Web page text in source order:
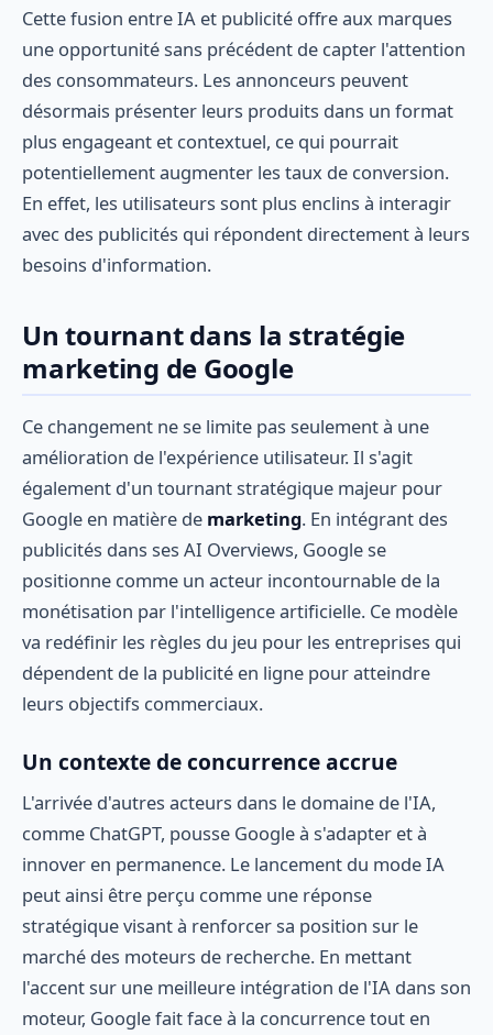
Cette fusion entre IA et publicité offre aux marques
une opportunité sans précédent de capter l'attention
des consommateurs. Les annonceurs peuvent
désormais présenter leurs produits dans un format
plus engageant et contextuel, ce qui pourrait
potentiellement augmenter les taux de conversion.
En effet, les utilisateurs sont plus enclins à interagir
avec des publicités qui répondent directement à leurs
besoins d'information.
Un tournant dans la stratégie
marketing de Google
Ce changement ne se limite pas seulement à une
amélioration de l'expérience utilisateur. Il s'agit
également d'un tournant stratégique majeur pour
Google en matière de marketing. En intégrant des
publicités dans ses AI Overviews, Google se
positionne comme un acteur incontournable de la
monétisation par l'intelligence artificielle. Ce modèle
va redéfinir les règles du jeu pour les entreprises qui
dépendent de la publicité en ligne pour atteindre
leurs objectifs commerciaux.
Un contexte de concurrence accrue
L'arrivée d'autres acteurs dans le domaine de l'IA,
comme ChatGPT, pousse Google à s'adapter et à
innover en permanence. Le lancement du mode IA
peut ainsi être perçu comme une réponse
stratégique visant à renforcer sa position sur le
marché des moteurs de recherche. En mettant
l'accent sur une meilleure intégration de l'IA dans son
moteur, Google fait face à la concurrence tout en